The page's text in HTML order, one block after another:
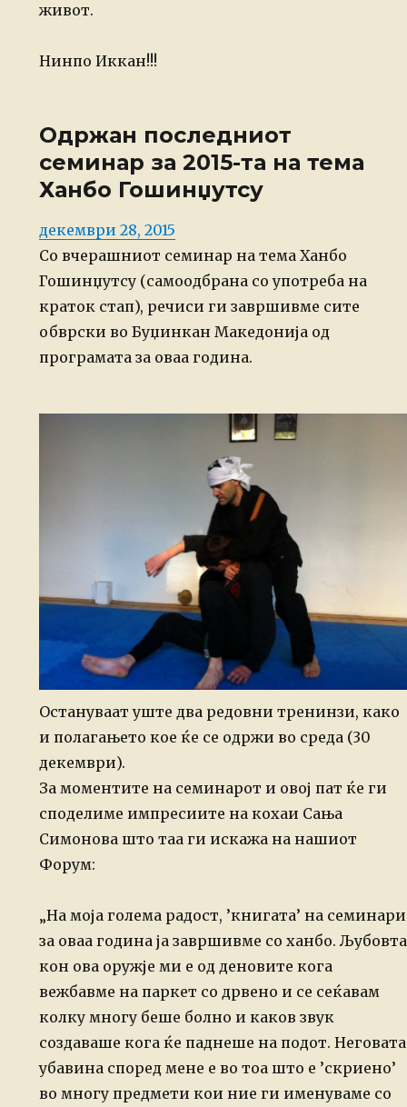
живот.
Нинпо Иккан!!!
Одржан последниот
семинар за 2015-та на тема
Ханбо Гошинџутсу
Posted
on
декември 28, 2015
Со вчерашниот семинар на тема Ханбо
Гошинџутсу (самоодбрана со употреба на
краток стап), речиси ги завршивме сите
обврски во Буџинкан Македонија од
програмата за оваа година.
Остануваат уште два редовни тренинзи, како
и полагањето кое ќе се одржи во среда (30
декември).
За моментите на семинарот и овој пат ќе ги
споделиме импресиите на кохаи Сања
Симонова што таа ги искажа на нашиот
Форум:
„На моја голема радост, ’книгата’ на семинари
за оваа година ја завршивме со ханбо. Љубовта
кон ова оружје ми е од деновите кога
вежбавме на паркет со дрвено и се сеќавам
колку многу беше болно и каков звук
создаваше кога ќе паднеше на подот. Неговата
убавина според мене е во тоа што е ’скриено’
во многу предмети кои ние ги именуваме со